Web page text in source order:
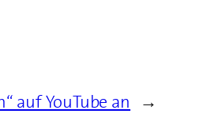
auf YouTube an →